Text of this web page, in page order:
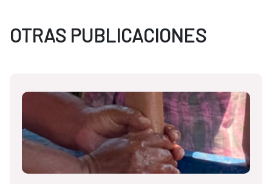
OTRAS PUBLICACIONES